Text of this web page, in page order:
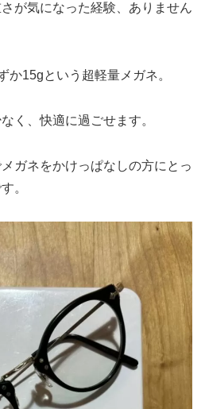
が気になった経験、ありません
か15gという超軽量メガネ。
く、快適に過ごせます。
ガネをかけっぱなしの方にとっ
。